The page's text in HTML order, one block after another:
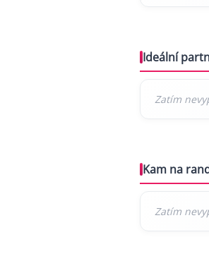
Ideální
Kam na